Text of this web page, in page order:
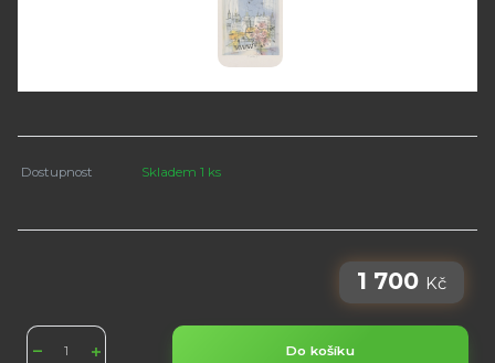
Dostupnost Skladem 1 ks
1 700 Kč
Do košíku